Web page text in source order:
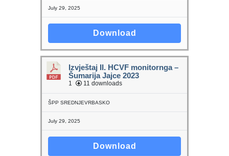
July 29, 2025
Download
Izvještaj II. HCVF monitornga –
Šumarija Jajce 2023
1 11 downloads
ŠPP SREDNJEVRBASKO
July 29, 2025
Download